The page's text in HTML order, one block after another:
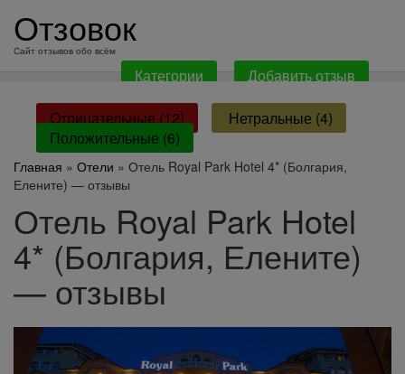
содержанию
Отзовок
Сайт отзывов обо всём
Категории Добавить отзыв
Отрицательные (12)
Нетральные (4)
Положительные (6)
Главная » Отели » Отель Royal Park Hotel 4* (Болгария,
Елените) — отзывы
Отель Royal Park Hotel
4* (Болгария, Елените)
— отзывы